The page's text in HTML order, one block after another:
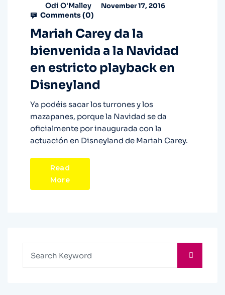
Odi O'Malley November 17, 2016
Comments (0)
Mariah Carey da la
bienvenida a la Navidad
en estricto playback en
Disneyland
Ya podéis sacar los turrones y los
mazapanes, porque la Navidad se da
oficialmente por inaugurada con la
actuación en Disneyland de Mariah Carey.
Read
More